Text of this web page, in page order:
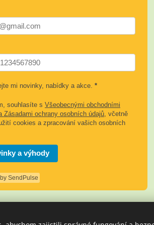
mi novinky, nabídky a akce. *
souhlasíte s Všeobecnými obchodními
Zásadami ochrany osobních údajů, včetně
cookies a zpracování vašich osobních
a výhody
SendPulse